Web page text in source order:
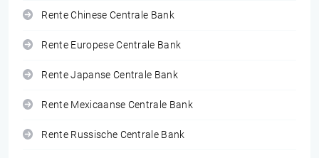
Rente Chinese Centrale Bank
Rente Europese Centrale Bank
Rente Japanse Centrale Bank
Rente Mexicaanse Centrale Bank
Rente Russische Centrale Bank